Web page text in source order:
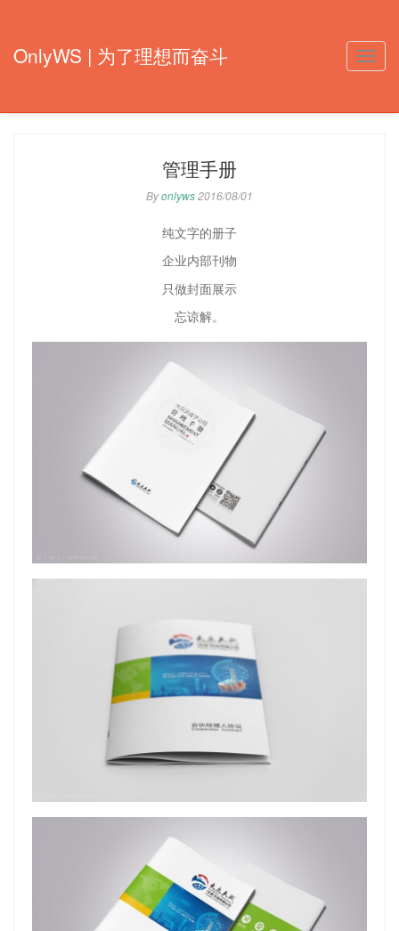
Toggle
OnlyWS | 为了理想而奋斗
管理手册
Byonlyws2016/08/01
纯文字的册子
企业内部刊物
只做封面展示
忘谅解。